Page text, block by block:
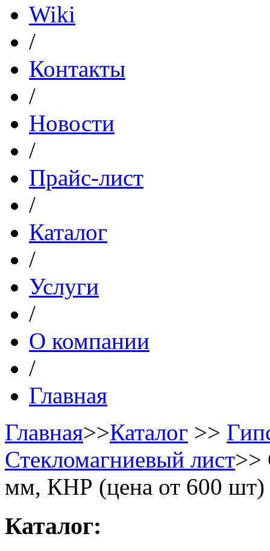
Wiki
/
Контакты
/
Новости
/
Прайс-лист
/
Каталог
/
Услуги
/
О компании
/
Главная
Главная>>Каталог >>
Стекломагниевый лист>>
мм, КНР (цена от 600 шт)
Каталог: